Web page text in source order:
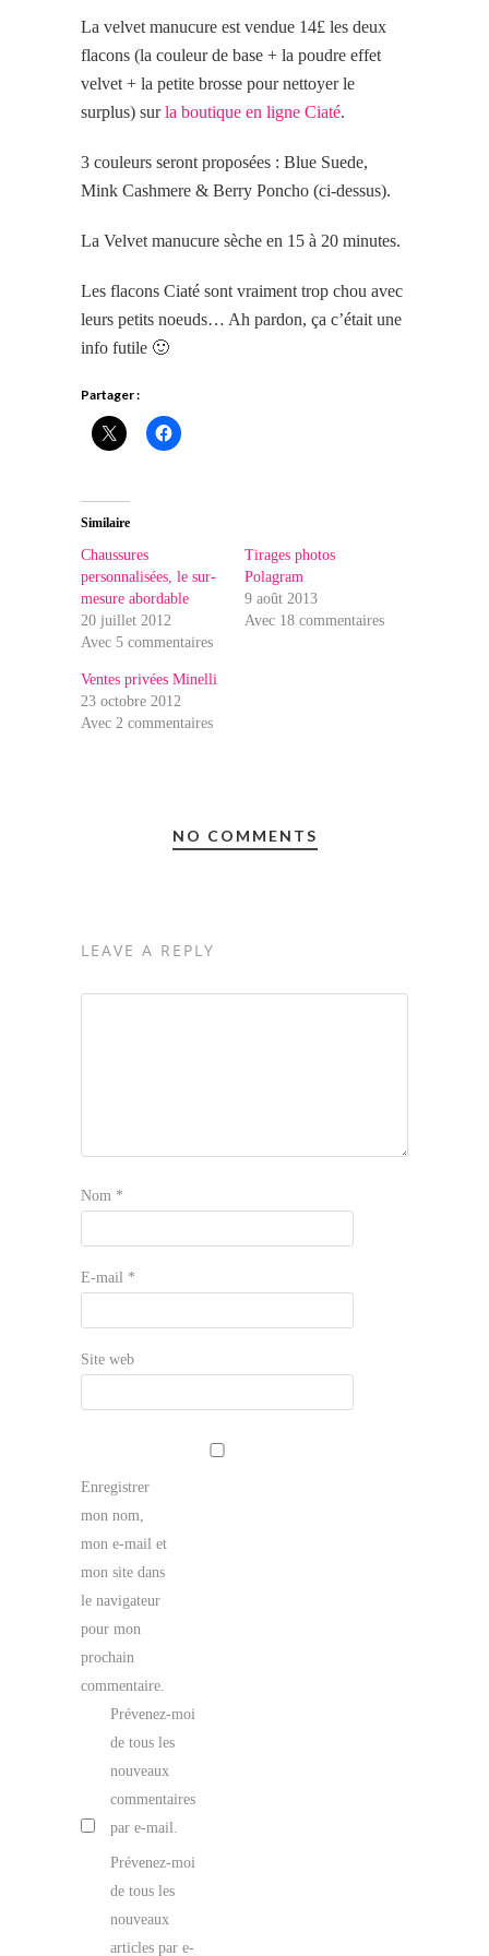
La velvet manucure est vendue 14£ les deux
flacons (la couleur de base + la poudre effet
velvet + la petite brosse pour nettoyer le
surplus) surla boutique en ligne Ciaté.
3 couleurs seront proposées : Blue Suede,
Mink Cashmere & Berry Poncho (ci-dessus).
La Velvet manucure sèche en 15 à 20 minutes.
Les flacons Ciaté sont vraiment trop chou avec
leurs petits noeuds… Ah pardon, ça c’était une
info futile 🙂
Partager :
Similaire
Chaussures
personnalisées, le sur-
mesure abordable
20 juillet 2012
Avec 5 commentaires
Tirages photos
Polagram
9 août 2013
Avec 18 commentaires
Ventes privées Minelli
23 octobre 2012
Avec 2 commentaires
NO COMMENTS
LEAVE A REPLY
Nom *
E-mail *
Site web
Enregistrer
mon nom,
mon e-mail et
mon site dans
le navigateur
pour mon
prochain
commentaire.
Prévenez-moi
de tous les
nouveaux
commentaires
par e-mail.
Prévenez-moi
de tous les
nouveaux
articles par e-